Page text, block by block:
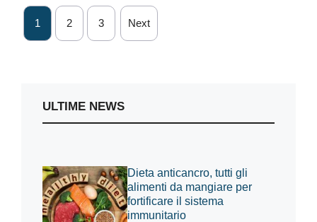
1 2 3 Next
ULTIME NEWS
Dieta anticancro, tutti gli
alimenti da mangiare per
fortificare il sistema
immunitario